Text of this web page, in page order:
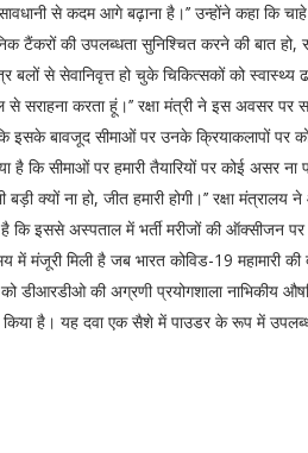
से कदम आगे बढ़ाना है।’’ उन्होंने कहा कि
टैंकरों की उपलब्धता सुनिश्चित करने की बात हो,
बलों से सेवानिवृत्त हो चुके चिकित्सकों को स्वास्थ्य
सराहना करता हूं।’’ रक्षा मंत्री ने इस अवसर
इसके बावजूद सीमाओं पर उनके क्रियाकलापों पर
कि सीमाओं पर हमारी तैयारियों पर कोई असर
क्यों ना हो, जीत हमारी होगी।’’ रक्षा
कि इससे अस्पताल में भर्ती मरीजों की ऑक्सीजन
में मंजूरी मिली है जब भारत कोविड-19 महामारी
डीआरडीओ की अग्रणी प्रयोगशाला नाभिकीय
है। यह दवा एक सैशे में पाउडर के रूप में उपलब्ध